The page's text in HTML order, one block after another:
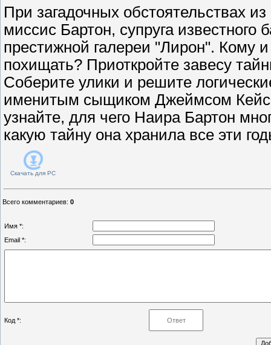
При загадочных обстоятельствах
миссис Бартон, супруга известного
престижной галереи "Лирон". Кому
похищать? Приоткройте завесу
Соберите улики и решите
именитым сыщиком Джеймсом
узнайте, для чего Наира Бартон
какую тайну она хранила все эти
Скачать для PC
Всего комментариев: 0
Имя *:
Email *:
Код *: